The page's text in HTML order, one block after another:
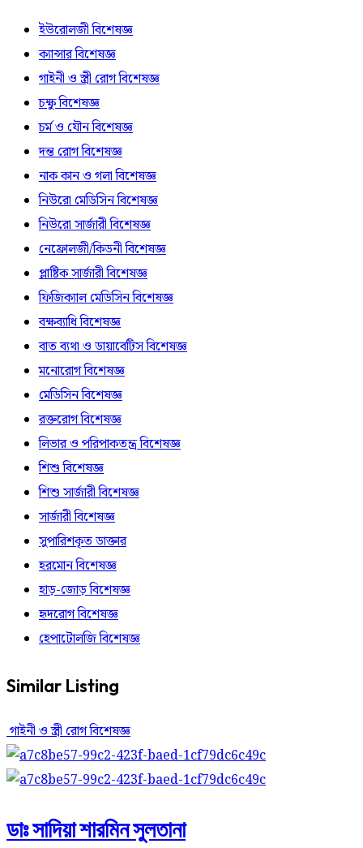
ইউরোলজী বিশেষজ্ঞ
ক্যান্সার বিশেষজ্ঞ
গাইনী ও স্ত্রী রোগ বিশেষজ্ঞ
চক্ষু বিশেষজ্ঞ
চর্ম ও যৌন বিশেষজ্ঞ
দন্ত রোগ বিশেষজ্ঞ
নাক কান ও গলা বিশেষজ্ঞ
নিউরো মেডিসিন বিশেষজ্ঞ
নিউরো সার্জারী বিশেষজ্ঞ
নেফ্রোলজী/কিডনী বিশেষজ্ঞ
প্লাষ্টিক সার্জারী বিশেষজ্ঞ
ফিজিক্যাল মেডিসিন বিশেষজ্ঞ
বক্ষব্যাধি বিশেষজ্ঞ
বাত ব্যথা ও ডায়াবেটিস বিশেষজ্ঞ
মনোরোগ বিশেষজ্ঞ
মেডিসিন বিশেষজ্ঞ
রক্তরোগ বিশেষজ্ঞ
লিভার ও পরিপাকতন্ত্র বিশেষজ্ঞ
শিশু বিশেষজ্ঞ
শিশু সার্জারী বিশেষজ্ঞ
সার্জারী বিশেষজ্ঞ
সুপারিশকৃত ডাক্তার
হরমোন বিশেষজ্ঞ
হাড়-জোড় বিশেষজ্ঞ
হৃদরোগ বিশেষজ্ঞ
হেপাটোলজি বিশেষজ্ঞ
Similar Listing
গাইনী ও স্ত্রী রোগ বিশেষজ্ঞ
ডাঃ সাদিয়া শারমিন সুলতানা